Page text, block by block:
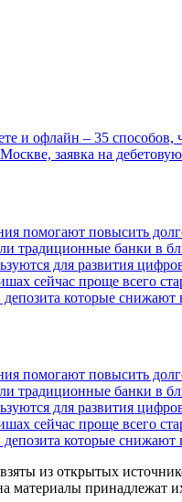
и офлайн – 35
заявка на
помогают повысить
традиционные банки в
для развития
сейчас проще всего
которые снижают
помогают повысить
традиционные банки в
для развития
сейчас проще всего
которые снижают
из открытых
материалы принадлежат